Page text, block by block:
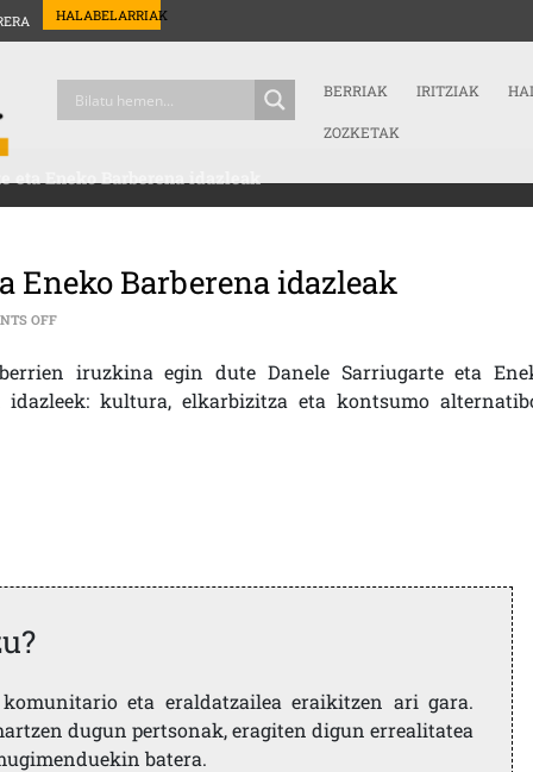
HALABELARRIAK
BERRIAK IRITZIAK
ZOZKETAK
eta Eneko Barberena idazleak
Eneko Barberena idazleak
OFFON IRUZKINA: DANELE SARRIUGARTE ETA ENEKO BARBERENA
iruzkina egin dute Danele Sarriugarte eta
idazleek: kultura, elkarbizitza eta kontsumo
eta eraldatzailea eraikitzen ari gara.
dugun pertsonak, eragiten digun errealitatea
batera.